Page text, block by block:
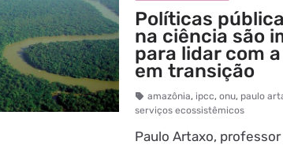
Políticas
na ciência são
para lidar com
em transição
amazônia, ipcc,onu, paulo
serviços ecossistêmicos
Paulo Artaxo,